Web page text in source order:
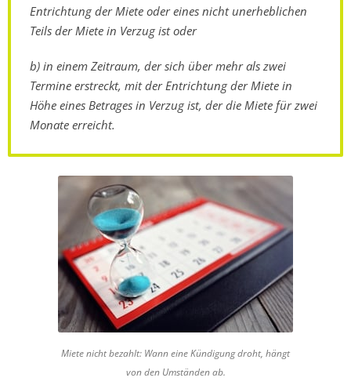
Entrichtung der Miete oder eines nicht unerheblichen
Teils der Miete in Verzug ist oder
b) in einem Zeitraum, der sich über mehr als zwei
Termine erstreckt, mit der Entrichtung der Miete in
Höhe eines Betrages in Verzug ist, der die Miete für zwei
Monate erreicht.
Miete nicht bezahlt: Wann eine Kündigung droht, hängt
von den Umständen ab.